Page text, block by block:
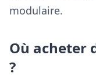
modulaire.
Où acheter
?